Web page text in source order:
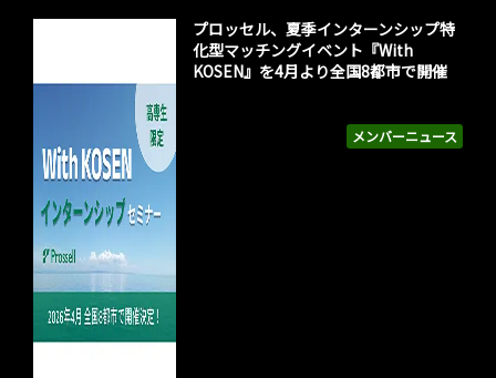
メンバーニュース
プロッセル、夏季インターンシップ特
化型マッチングイベント『With
KOSEN』を4月より全国8都市で開催